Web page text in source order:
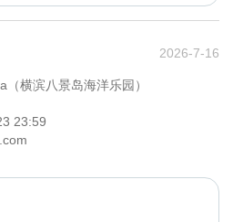
2026-7-16
横滨八景岛海洋乐园）
23:59